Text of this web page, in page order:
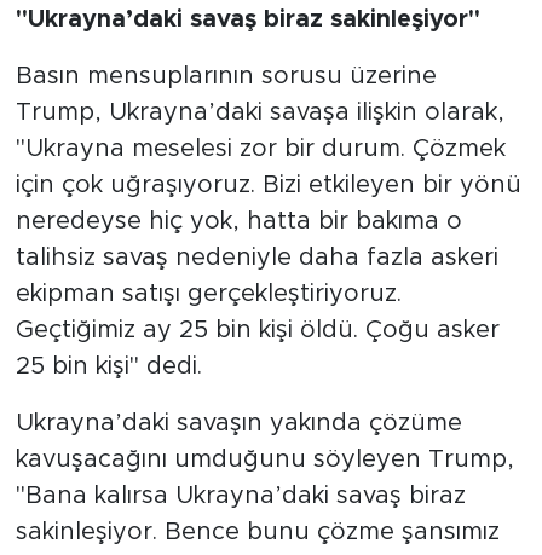
"Ukrayna’daki savaş biraz sakinleşiyor"
Basın mensuplarının sorusu üzerine
Trump, Ukrayna’daki savaşa ilişkin olarak,
"Ukrayna meselesi zor bir durum. Çözmek
için çok uğraşıyoruz. Bizi etkileyen bir yönü
neredeyse hiç yok, hatta bir bakıma o
talihsiz savaş nedeniyle daha fazla askeri
ekipman satışı gerçekleştiriyoruz.
Geçtiğimiz ay 25 bin kişi öldü. Çoğu asker
25 bin kişi" dedi.
Ukrayna’daki savaşın yakında çözüme
kavuşacağını umduğunu söyleyen Trump,
"Bana kalırsa Ukrayna’daki savaş biraz
sakinleşiyor. Bence bunu çözme şansımız